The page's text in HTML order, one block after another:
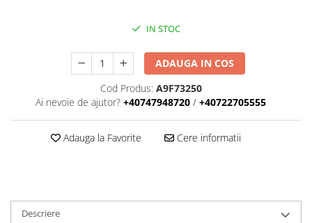
Jgheab metalic
Papuci CU și AL
Pat de cablu PVC
Țeavă PVC și copex
IN STOC
ADAUGA IN COS
Cod Produs: A9F73250
Ai nevoie de ajutor? +40747948720 / +40722705555
Adauga la Favorite Cere informatii
Descriere